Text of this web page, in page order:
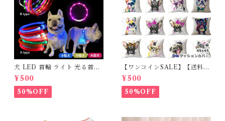
犬 LED 首輪 ライト 光る首輪
USB充電 生活防水 長さ調整可
能 首輪 犬用 ペット カラー ペ
ット用品 軽量 ドッグ用品 フレ
ンチブルドック 大型犬 中型犬
¥500
50%OFF
【ワンコインSALE】【送料無
料】KM503G クッションカバ
ー フレンチブルドッグ クリー
ム フレブル
¥500
50%OFF